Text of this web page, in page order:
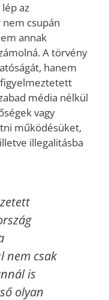
az
nem csupán
annak
A törvény
hanem
figyelmeztetett
média nélkül
vagy
működésüket,
illegalitásba
nem csak
is
olyan